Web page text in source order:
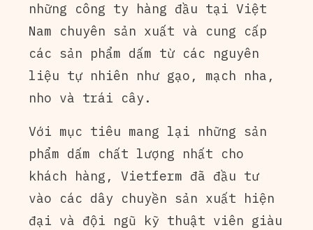
những công ty hàng đầu tại Việt
Nam chuyên sản xuất và cung cấp
các sản phẩm dấm từ các nguyên
liệu tự nhiên như gạo, mạch nha,
nho và trái cây.
Với mục tiêu mang lại những sản
phẩm dấm chất lượng nhất cho
khách hàng, Vietferm đã đầu tư
vào các dây chuyền sản xuất hiện
đại và đội ngũ kỹ thuật viên giàu